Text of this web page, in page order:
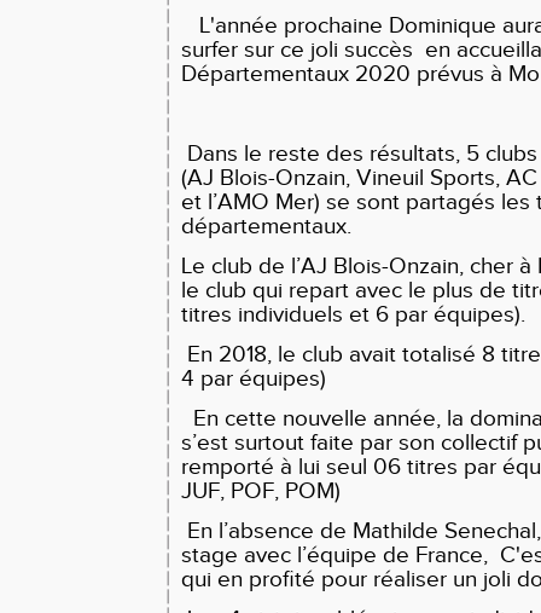
L'année prochaine Dominique
surfer sur ce joli succès en
Départementaux 2020 prévus à
Dans le reste des résultats, 5
(AJ Blois-Onzain, Vineuil Sports,
et l’AMO Mer) se sont partagés les
départementaux.
Le club de l’AJ Blois-Onzain, cher
le club qui repart avec le plus de
titres individuels et 6 par équipes).
En 2018, le club avait totalisé 8
4 par équipes)
En cette nouvelle année, la
s’est surtout faite par son collectif
remporté à lui seul 06 titres par
JUF, POF, POM)
En l’absence de Mathilde
stage avec l’équipe de France,
qui en profité pour réaliser un joli